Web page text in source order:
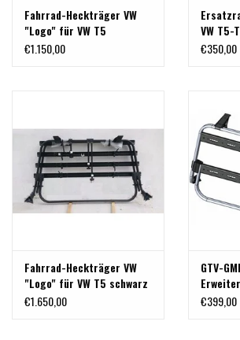
Fahrrad-Heckträger VW
"Logo" für VW T5
€1.150,00
VW T5-
€350,00
Fahrrad-Heckträger VW
"Logo" für VW T5 schwarz
pulverbeschichtet
€1.650,00
GTV-
mit
€399,00